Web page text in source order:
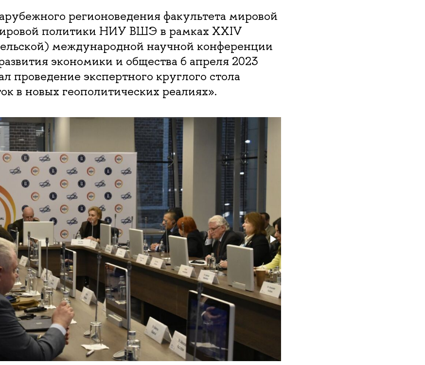
регионоведения факультета мировой
политики НИУ ВШЭ в рамках XXIV
международной научной конференции
экономики и общества 6 апреля 2023
проведение экспертного круглого стола
в новых геополитических реалиях».